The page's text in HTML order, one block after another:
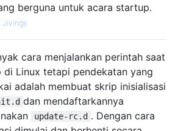
berguna untuk acara startup.
Jivings
cara menjalankan perintah saat
di Linux tetapi pendekatan yang
adalah membuat skrip inisialisasi
dan mendaftarkannya
update-rc.d . Dengan cara